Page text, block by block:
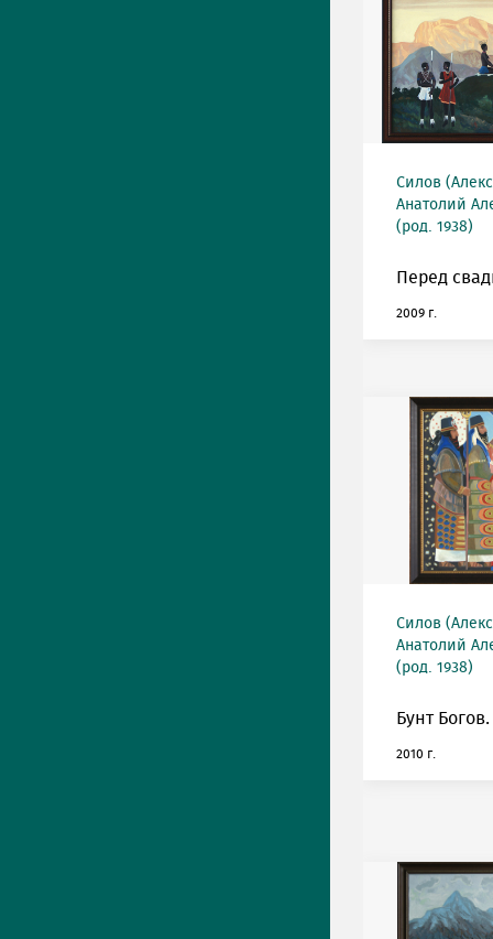
Силов
Анатолий
(род. 1938)
Перед
2009 г.
Силов
Анатолий
(род. 1938)
Бунт Богов.
2010 г.